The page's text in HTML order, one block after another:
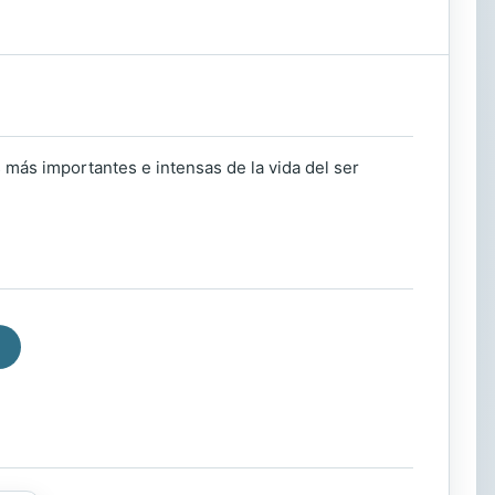
importantes e intensas de la vida del ser